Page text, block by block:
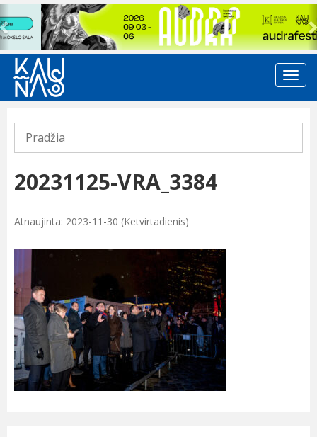
Previous
Pradžia
20231125-VRA_3384
Atnaujinta: 2023-11-30 (Ketvirtadienis)